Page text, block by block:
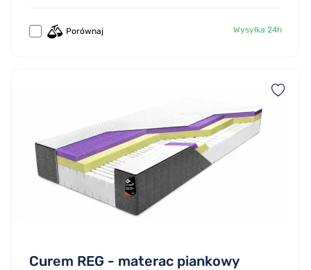
Porównaj Wysyłka 24h
Curem REG - materac piankowy